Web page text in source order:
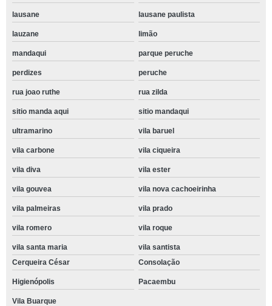
lausane lausane paulista
lauzane limão
mandaqui parque peruche
perdizes peruche
rua joao ruthe rua zilda
sitio manda aqui sitio mandaqui
ultramarino vila baruel
vila carbone vila ciqueira
vila diva vila ester
vila gouvea vila nova cachoeirinha
vila palmeiras vila prado
vila romero vila roque
vila santa maria
vila santista
Cerqueira César
Consolação
Higienópolis Pacaembu
Vila Buarque